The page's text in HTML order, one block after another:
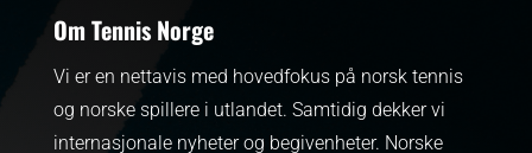
Om Tennis Norge
Vi er en nettavis med hovedfokus på norsk tennis
og norske spillere i utlandet. Samtidig dekker vi
internasjonale nyheter og begivenheter. Norske